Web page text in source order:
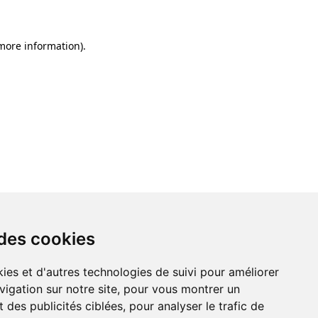
cookies
et d'autres technologies de suivi pour améliorer
sur notre site, pour vous montrer un
des publicités ciblées, pour analyser le trafic de
information).